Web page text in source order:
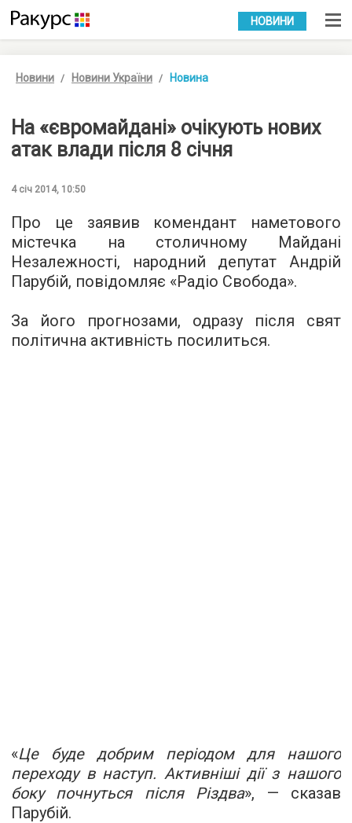
УКР РУС
НОВИНИ
Новини Новини України Новина
На «євромайдані» очікують нових
атак влади після 8 січня
4 січ 2014, 10:50
Про це заявив комендант наметового
містечка на столичному Майдані
Незалежності, народний депутат Андрій
Парубій, повідомляє «Радіо Свобода».
За його прогнозами, одразу після свят
політична активність посилиться.
«Це буде добрим періодом для нашого
переходу в наступ. Активніші дії з нашого
боку почнуться після Різдва», — сказав
Парубій.